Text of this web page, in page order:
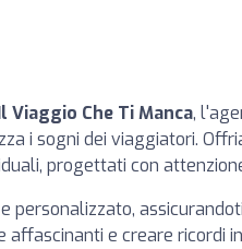
Viaggio Che Ti Manca,
i sogni dei viaggiatori.
progettati con
personalizzato,
e creare ricordi